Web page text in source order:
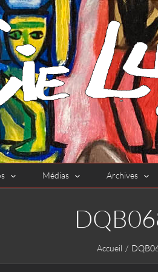
Médias Archives
Accueil